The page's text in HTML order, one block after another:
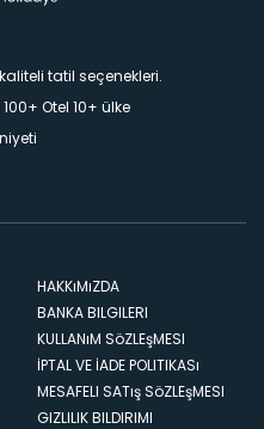
tatil seçenekleri.
Otel 10+ ülke
HAKKıMıZDA
BANKA BILGILERI
KULLANıM SöZLEşMESI
İPTAL VE İADE POLITIKASı
MESAFELI SATış SöZLEşMESI
GIZLILIK BILDIRIMI